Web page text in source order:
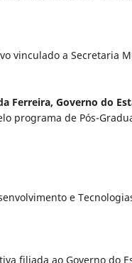
vinculado a Secretaria
Ferreira, Governo do
programa de Pós-
e
filiada ao Governo do